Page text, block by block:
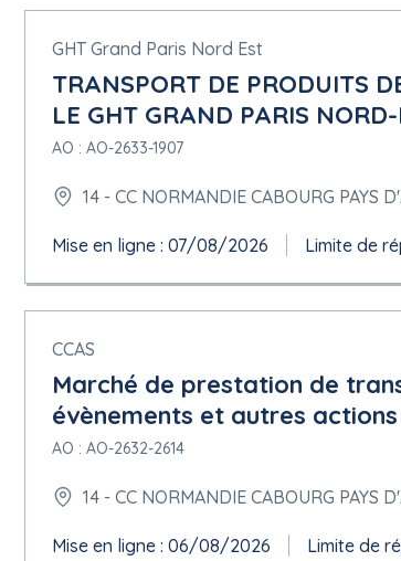
GHT Grand Paris Nord Est
TRANSPORT DE PRODUITS
LE GHT GRAND PARIS NORD-
AO : AO-2633-1907
14 - CC NORMANDIE CABOURG PAYS
Mise en ligne : 07/08/2026 Limite de
CCAS
Marché de prestation de
évènements et autres
AO : AO-2632-2614
14 - CC NORMANDIE CABOURG PAYS
Mise en ligne : 06/08/2026 Limite de